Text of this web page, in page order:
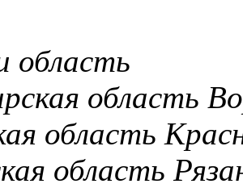
область
область
область
область